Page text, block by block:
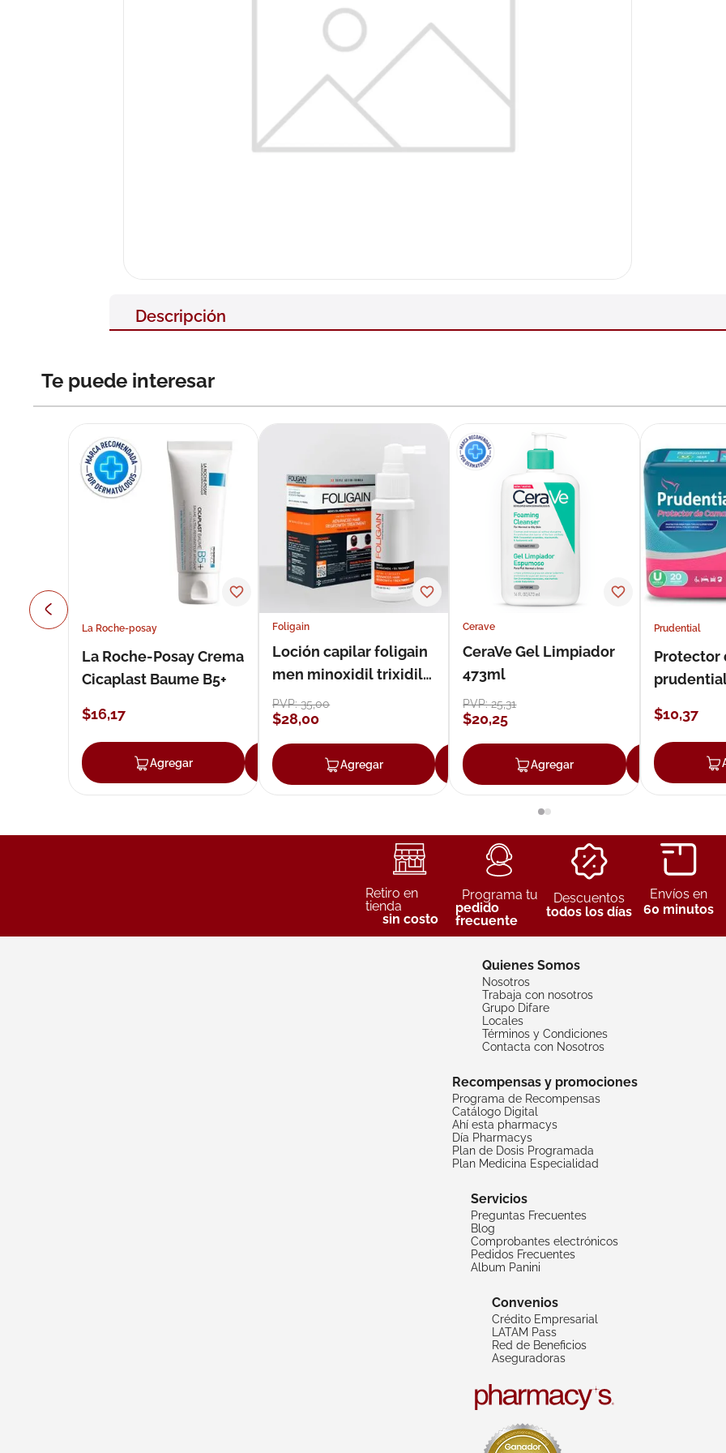
Descripción
Te puede interesar
La Roche-posay
La Roche-Posay Crema
Cicaplast Baume B5+
$16,17
Agregar Agregar
Foligain
Loción capilar foligain
men minoxidil trixidil
loción 59 ml
PVP:35,00
$28,00
Agregar Agregar
Cerave
CeraVe Gel Limpiador
473ml
PVP:25,31
$20,25
Agregar
Prudential
Protector
$10,37
Retiro en
tienda
sin costo
Programa tu
pedido
frecuente
Descuentos
todos los días
Envíos en
60 minutos
Quienes Somos
Nosotros
Trabaja con nosotros
Grupo Difare
Locales
Términos y Condiciones
Contacta con Nosotros
Recompensas y promociones
Programa de Recompensas
Catálogo Digital
Ahí esta pharmacys
Día Pharmacys
Plan de Dosis Programada
Plan Medicina Especialidad
Servicios
Preguntas Frecuentes
Blog
Comprobantes electrónicos
Pedidos Frecuentes
Album Panini
Convenios
Crédito Empresarial
LATAM Pass
Red de Beneficios
Aseguradoras
pañales